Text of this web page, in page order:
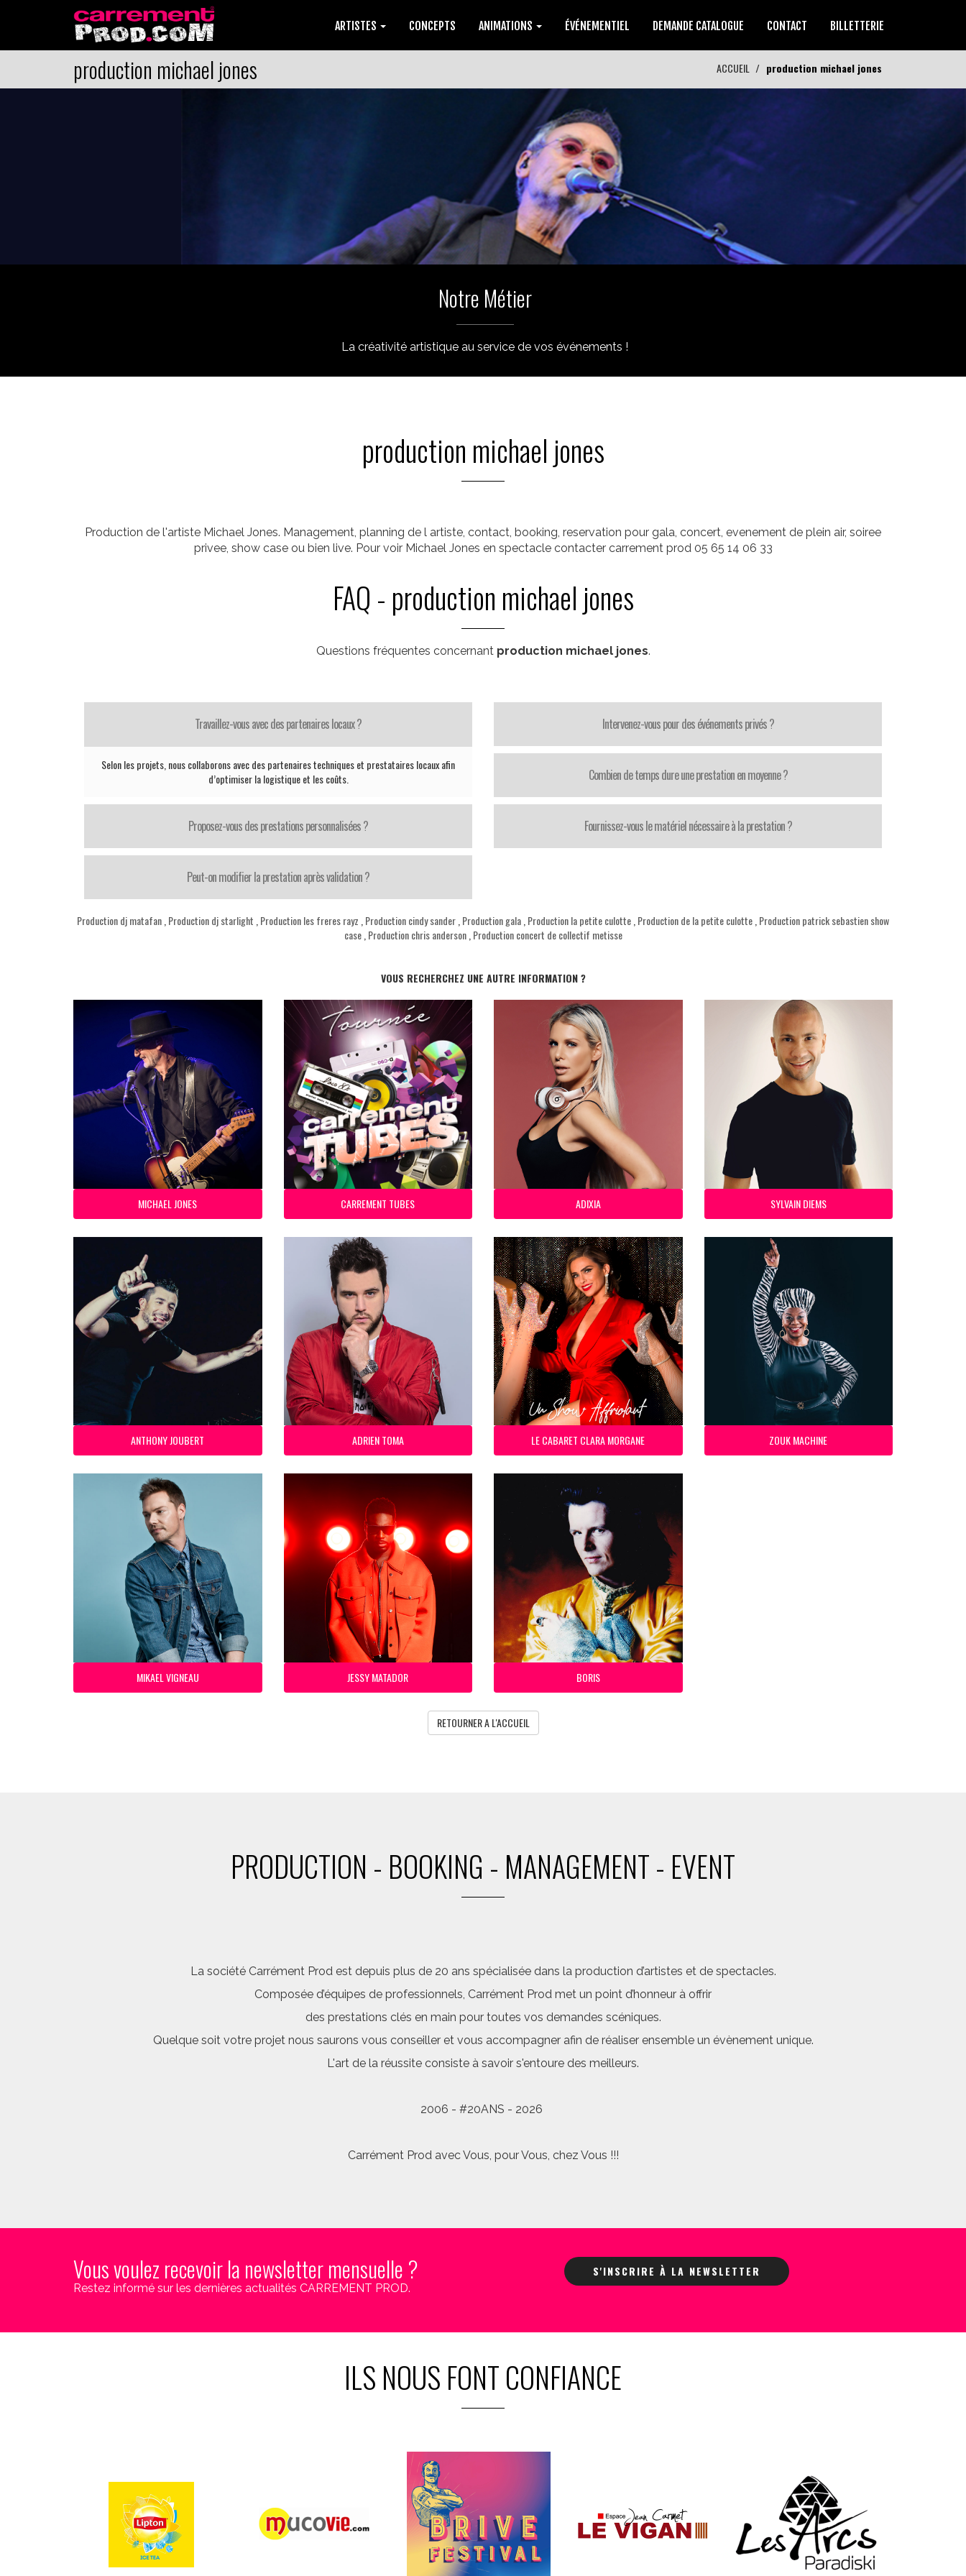
ARTISTES CONCEPTS ANIMATIONS ÉVÉNEMENTIEL DEMANDE CATALOGUE CONTACT BILLETTERIE
production michael jones ACCUEIL production michael jones
Notre Métier
La créativité artistique au service de vos événements !
production michael jones
Production de l'artiste Michael Jones. Management, planning de l artiste, contact, booking, reservation pour gala, concert, evenement de plein air, soiree
privee, show case ou bien live. Pour voir Michael Jones en spectacle contacter carrement prod 05 65 14 06 33
FAQ - production michael jones
Questions fréquentes concernant production michael jones.
Travaillez-vous avec des partenaires locaux ?
Selon les projets, nous collaborons avec des partenaires techniques et prestataires locaux afin
d’optimiser la logistique et les coûts.
Proposez-vous des prestations personnalisées ?
Peut-on modifier la prestation après validation ?
Intervenez-vous pour des événements privés ?
Combien de temps dure une prestation en moyenne ?
Fournissez-vous le matériel nécessaire à la prestation ?
Production dj matafan Production dj starlight Production les freres rayz Production cindy sander Production gala Production la petite culotte Production de la petite culotte Production patrick sebastien show
case, Production chris anderson, Production concert de collectif metisse
VOUS RECHERCHEZ UNE AUTRE INFORMATION ?
MICHAEL JONES CARREMENT TUBES ADIXIA SYLVAIN DIEMS
ANTHONY JOUBERT ADRIEN TOMA LE CABARET CLARA MORGANE ZOUK MACHINE
MIKAEL VIGNEAU JESSY MATADOR BORIS
RETOURNER A L'ACCUEIL
PRODUCTION - BOOKING - MANAGEMENT - EVENT
La société Carrément Prod est depuis plus de 20 ans spécialisée dans la production d’artistes et de spectacles.
Composée d’équipes de professionnels, Carrément Prod met un point d’honneur à offrir
des prestations clés en main pour toutes vos demandes scéniques.
Quelque soit votre projet nous saurons vous conseiller et vous accompagner afin de réaliser ensemble un évènement unique.
L'art de la réussite consiste à savoir s'entoure des meilleurs.
2006 - #20ANS - 2026
Carrément Prod avec Vous, pour Vous, chez Vous !!!
Vous voulez recevoir la newsletter mensuelle ?
Restez informé sur les dernières actualités CARREMENT PROD.
S'INSCRIRE À LA NEWSLETTER
ILS NOUS FONT CONFIANCE